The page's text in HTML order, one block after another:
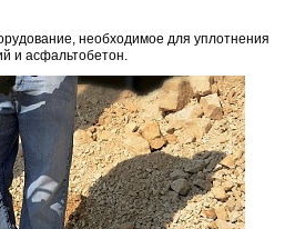
необходимое для уплотнения
и асфальтобетон.